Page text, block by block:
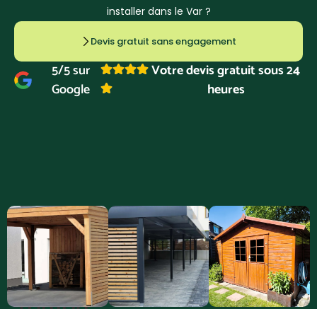
installer dans le Var ?
Devis gratuit sans engagement
5/5 sur
Google
Votre devis gratuit sous 24
heures
Unabri de voiture en bois
sur mesureà installer à